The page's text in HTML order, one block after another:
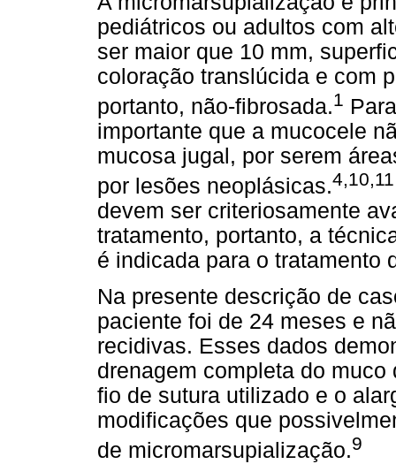
pediátricos ou adultos com
ser maior que 10 mm,
coloração translúcida e com
portanto, não-fibrosada.1
importante que a mucocele
mucosa jugal, por serem
por lesões neoplásicas.
devem ser criteriosamente
tratamento, portanto, a
é indicada para o tratamento
Na presente descrição de
paciente foi de 24 meses e
recidivas. Esses dados
drenagem completa do
fio de sutura utilizado e o
modificações que
de micromarsupialização.9